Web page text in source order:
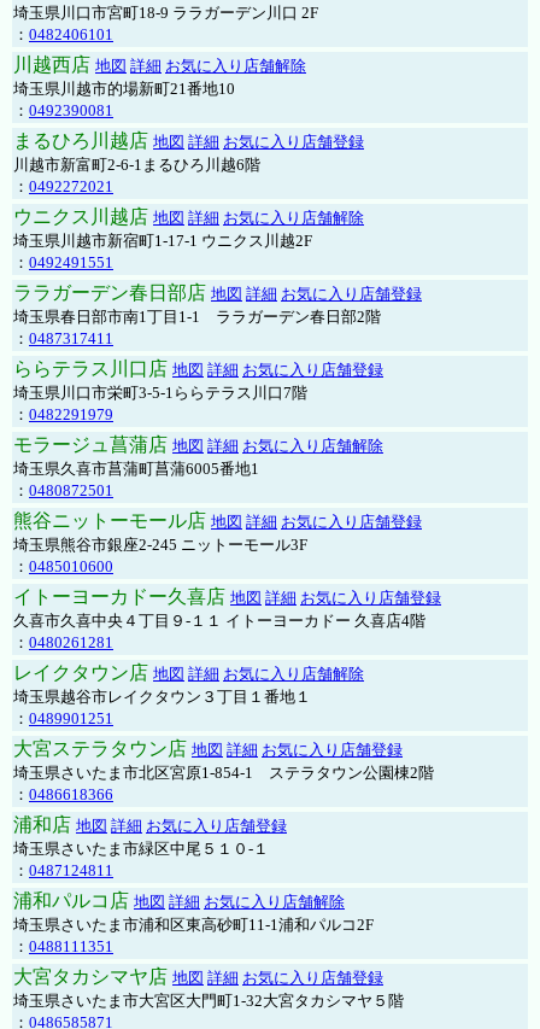
埼玉県川口市宮町18-9 ララガーデン川口 2F
： 0482406101
川越西店 地図 詳細 お気に入り店舗解除
埼玉県川越市的場新町21番地10
： 0492390081
まるひろ川越店 地図 詳細 お気に入り店舗登録
川越市新富町2-6-1まるひろ川越6階
： 0492272021
ウニクス川越店 地図 詳細 お気に入り店舗解除
埼玉県川越市新宿町1-17-1 ウニクス川越2F
： 0492491551
ララガーデン春日部店 地図 詳細 お気に入り店舗登録
埼玉県春日部市南1丁目1-1 ララガーデン春日部2階
： 0487317411
ららテラス川口店 地図 詳細 お気に入り店舗登録
埼玉県川口市栄町3-5-1ららテラス川口7階
： 0482291979
モラージュ菖蒲店 地図 詳細 お気に入り店舗解除
埼玉県久喜市菖蒲町菖蒲6005番地1
： 0480872501
熊谷ニットーモール店 地図 詳細 お気に入り店舗登録
埼玉県熊谷市銀座2-245 ニットーモール3F
： 0485010600
イトーヨーカドー久喜店 地図 詳細 お気に入り店舗登録
久喜市久喜中央４丁目９-１１ イトーヨーカドー 久喜店4階
： 0480261281
レイクタウン店 地図 詳細 お気に入り店舗解除
埼玉県越谷市レイクタウン３丁目１番地１
： 0489901251
大宮ステラタウン店 地図 詳細 お気に入り店舗登録
埼玉県さいたま市北区宮原1-854-1 ステラタウン公園棟2階
： 0486618366
浦和店 地図 詳細 お気に入り店舗登録
埼玉県さいたま市緑区中尾５１０-１
： 0487124811
浦和パルコ店 地図 詳細 お気に入り店舗解除
埼玉県さいたま市浦和区東高砂町11-1浦和パルコ2F
： 0488111351
大宮タカシマヤ店 地図 詳細 お気に入り店舗登録
埼玉県さいたま市大宮区大門町1-32大宮タカシマヤ５階
： 0486585871